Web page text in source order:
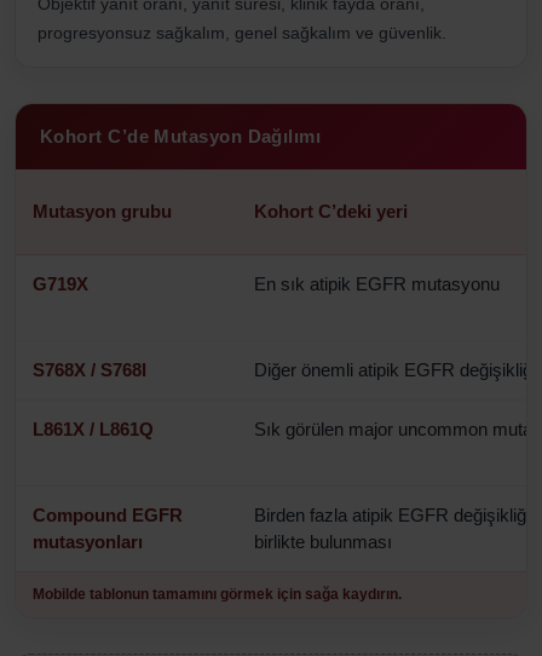
progresyonsuz sağkalım, genel sağkalım ve güvenlik.
Kohort C’de Mutasyon Dağılımı
Mutasyon grubu Kohort C’deki yeri
G719X En sık atipik EGFR mutasyonu
S768X / S768I Diğer önemli atipik EGFR değişikliği
L861X / L861Q Sık görülen major uncommon
Compound EGFR
mutasyonları
Birden fazla atipik EGFR
birlikte bulunması
Mobilde tablonun tamamını görmek için sağa kaydırın.